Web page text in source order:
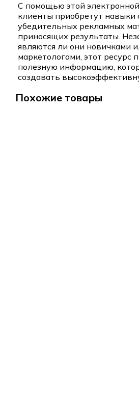
С помощью этой
клиенты приобретут навыки
убедительных рекламных
приносящих результаты.
являются ли они новичками
маркетологами, этот ресурс
полезную информацию,
создавать
Похожие товары